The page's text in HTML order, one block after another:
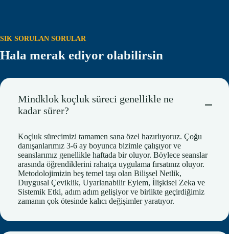
SIK SORULAN SORULAR
Hala merak ediyor olabilirsin
Mindklok koçluk süreci genellikle ne
kadar sürer?
Koçluk sürecimizi tamamen sana özel hazırlıyoruz. Çoğu
danışanlarımız 3-6 ay boyunca bizimle çalışıyor ve
seanslarımız genellikle haftada bir oluyor. Böylece seanslar
arasında öğrendiklerini rahatça uygulama fırsatınız oluyor.
Metodolojimizin beş temel taşı olan Bilişsel Netlik,
Duygusal Çeviklik, Uyarlanabilir Eylem, İlişkisel Zeka ve
Sistemik Etki, adım adım gelişiyor ve birlikte geçirdiğimiz
zamanın çok ötesinde kalıcı değişimler yaratıyor.